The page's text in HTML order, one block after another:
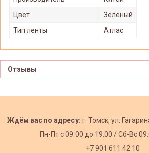
Цвет
Зеленый
Тип ленты
Атлас
Отзывы
Ждём вас по адресу: г. Томск, ул.
Пн-Пт с09:00 до 19:00 /Сб-Вс
+7 901 611 42 10